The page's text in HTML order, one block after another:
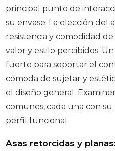
principal punto de
su envase. La elección del
resistencia y comodidad
valor y estilo percibidos.
fuerte para soportar el
cómoda de sujetar y
el diseño general.
comunes, cada una con
perfil funcional.
Asas retorcidas y